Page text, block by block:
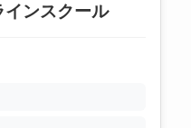
インスクール